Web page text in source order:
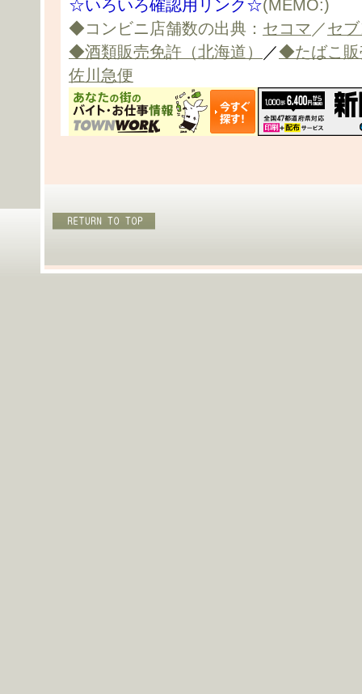
☆いろいろ確認用リンク☆(MEMO:)
◆コンビニ店舗数の出典： セコマ ／セ
◆酒類販売免許（北海道）
／◆たばこ販
佐川急便